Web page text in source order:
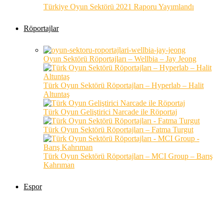
Türkiye Oyun Sektörü 2021 Raporu Yayımlandı
Röportajlar
Oyun Sektörü Röportajları – Wellbia – Jay Jeong
Türk Oyun Sektörü Röportajları – Hyperlab – Halit
Altuntaş
Türk Oyun Geliştirici Narcade ile Röportaj
Türk Oyun Sektörü Röportajları – Fatma Turgut
Türk Oyun Sektörü Röportajları – MCI Group – Barış
Kahrıman
Espor